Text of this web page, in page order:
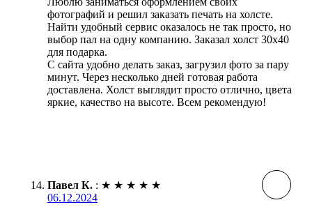
фотографий и решил заказать печать на холсте.
Найти удобный сервис оказалось не так просто, но
выбор пал на одну компанию. Заказал холст 30х40
для подарка.
С сайта удобно делать заказ, загрузил фото за пару
минут. Через несколько дней готовая работа
доставлена. Холст выглядит просто отлично, цвета
яркие, качество на высоте. Всем рекомендую!
Павел К. : ★ ★ ★ ★ ★
06.12.2024